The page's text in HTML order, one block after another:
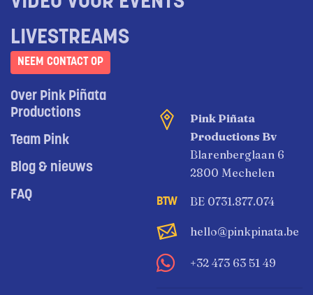
LIVESTREAMS
NEEM CONTACT OP
Over Pink Piñata
Productions
Team Pink
Blog & nieuws
FAQ
Pink Piñata
Productions Bv
Blarenberglaan 6
2800 Mechelen
BE 0731.877.074
hello@pinkpinata.be
+32 473 63 51 49